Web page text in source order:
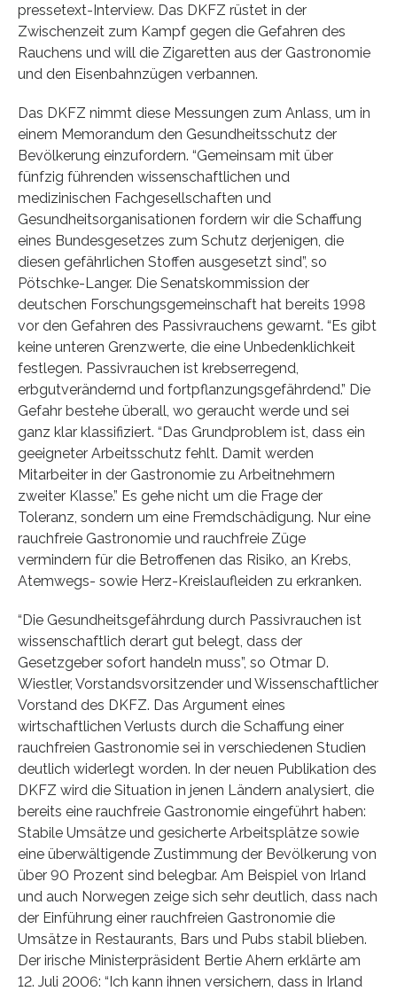
pressetext-Interview. Das DKFZ rüstet in der
Zwischenzeit zum Kampf gegen die Gefahren des
Rauchens und will die Zigaretten aus der Gastronomie
und den Eisenbahnzügen verbannen.
Das DKFZ nimmt diese Messungen zum Anlass, um in
einem Memorandum den Gesundheitsschutz der
Bevölkerung einzufordern. “Gemeinsam mit über
fünfzig führenden wissenschaftlichen und
medizinischen Fachgesellschaften und
Gesundheitsorganisationen fordern wir die Schaffung
eines Bundesgesetzes zum Schutz derjenigen, die
diesen gefährlichen Stoffen ausgesetzt sind”, so
Pötschke-Langer. Die Senatskommission der
deutschen Forschungsgemeinschaft hat bereits 1998
vor den Gefahren des Passivrauchens gewarnt. “Es gibt
keine unteren Grenzwerte, die eine Unbedenklichkeit
festlegen. Passivrauchen ist krebserregend,
erbgutverändernd und fortpflanzungsgefährdend.” Die
Gefahr bestehe überall, wo geraucht werde und sei
ganz klar klassifiziert. “Das Grundproblem ist, dass ein
geeigneter Arbeitsschutz fehlt. Damit werden
Mitarbeiter in der Gastronomie zu Arbeitnehmern
zweiter Klasse.” Es gehe nicht um die Frage der
Toleranz, sondern um eine Fremdschädigung. Nur eine
rauchfreie Gastronomie und rauchfreie Züge
vermindern für die Betroffenen das Risiko, an Krebs,
Atemwegs- sowie Herz-Kreislaufleiden zu erkranken.
“Die Gesundheitsgefährdung durch Passivrauchen ist
wissenschaftlich derart gut belegt, dass der
Gesetzgeber sofort handeln muss”, so Otmar D.
Wiestler, Vorstandsvorsitzender und Wissenschaftlicher
Vorstand des DKFZ. Das Argument eines
wirtschaftlichen Verlusts durch die Schaffung einer
rauchfreien Gastronomie sei in verschiedenen Studien
deutlich widerlegt worden. In der neuen Publikation des
DKFZ wird die Situation in jenen Ländern analysiert, die
bereits eine rauchfreie Gastronomie eingeführt haben:
Stabile Umsätze und gesicherte Arbeitsplätze sowie
eine überwältigende Zustimmung der Bevölkerung von
über 90 Prozent sind belegbar. Am Beispiel von Irland
und auch Norwegen zeige sich sehr deutlich, dass nach
der Einführung einer rauchfreien Gastronomie die
Umsätze in Restaurants, Bars und Pubs stabil blieben.
Der irische Ministerpräsident Bertie Ahern erklärte am
12. Juli 2006: “Ich kann ihnen versichern, dass in Irland